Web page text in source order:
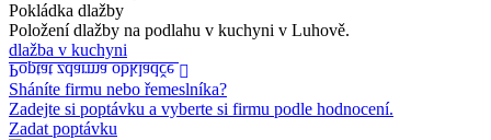
Pokládka dlažby
Položení dlažby na podlahu v kuchyni v Luhově.
dlažba v kuchyni
Poptat zdarma obkladče
Sháníte firmu nebo řemeslníka?
Zadejte si poptávku a vyberte si firmu podle hodnocení.
Zadat poptávku